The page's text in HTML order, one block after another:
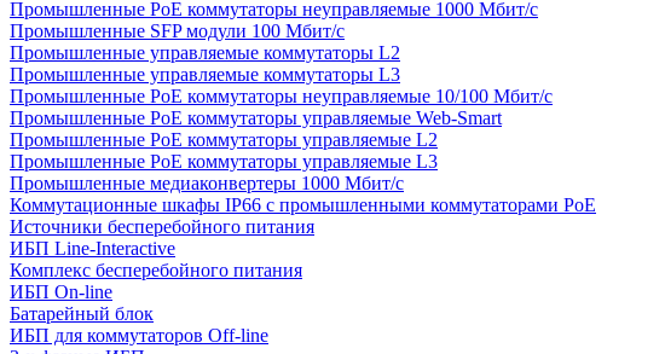
Промышленные PoE коммутаторы неуправляемые 1000 Мбит/с
Промышленные SFP модули 100 Мбит/c
Промышленные управляемые коммутаторы L2
Промышленные управляемые коммутаторы L3
Промышленные PoE коммутаторы неуправляемые 10/100 Мбит/с
Промышленные PoE коммутаторы управляемые Web-Smart
Промышленные PoE коммутаторы управляемые L2
Промышленные PoE коммутаторы управляемые L3
Промышленные медиаконвертеры 1000 Мбит/с
Коммутационные шкафы IP66 c промышленными коммутаторами PoE
Источники бесперебойного питания
ИБП Line-Interactive
Комплекс бесперебойного питания
ИБП On-line
Батарейный блок
ИБП для коммутаторов Off-line